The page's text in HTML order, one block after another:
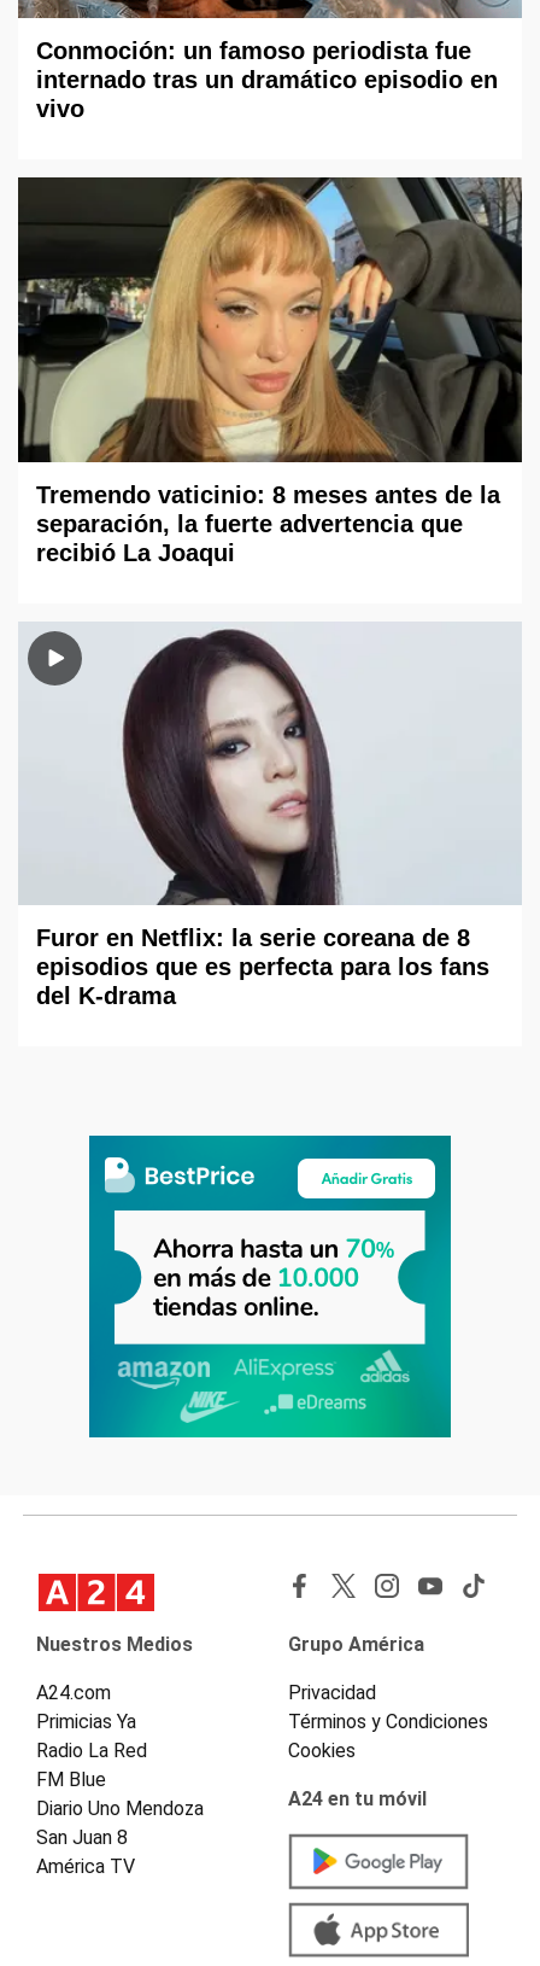
Conmoción: un famoso periodista fue
internado tras un dramático episodio en
vivo
Tremendo vaticinio: 8 meses antes de la
separación, la fuerte advertencia que
recibió La Joaqui
Furor en Netflix: la serie coreana de 8
episodios que es perfecta para los fans
del K-drama
Nuestros Medios
A24.com
Primicias Ya
Radio La Red
FM Blue
Diario Uno Mendoza
San Juan 8
América TV
Grupo América
Privacidad
Términos y Condiciones
Cookies
A24 en tu móvil